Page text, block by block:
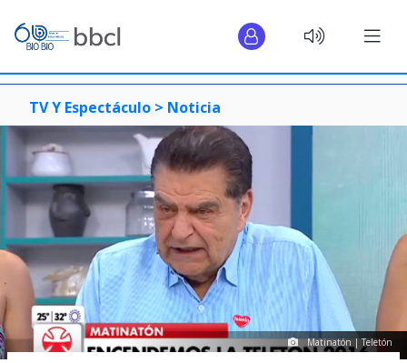
TV Y Espectáculo > Noticia
Matinatón | Teletón